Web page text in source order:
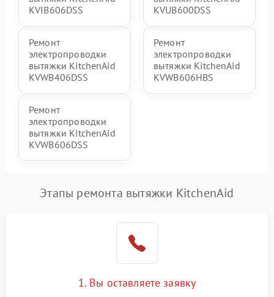
KVIB606DSS
KVUB600DSS
Ремонт
электропроводки
вытяжки KitchenAid
KVWB406DSS
Ремонт
электропроводки
вытяжки KitchenAid
KVWB606HBS
Ремонт
электропроводки
вытяжки KitchenAid
KVWB606DSS
Этапы ремонта вытяжки KitchenAid
1. Вы оставляете заявку